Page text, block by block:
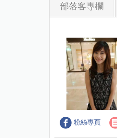
部落客專欄
粉絲專頁